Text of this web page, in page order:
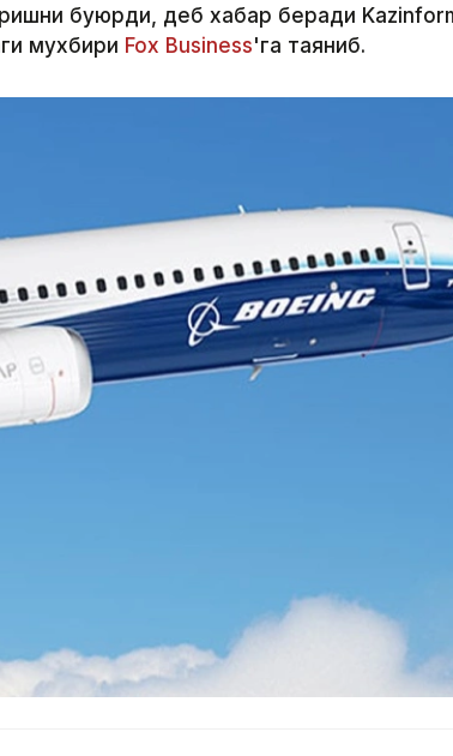
буюрди, деб хабар беради
мухбири Fox Business'га таяниб.